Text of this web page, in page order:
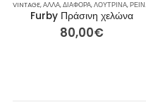
ΦΙΓΟΎΡΕΣ,ΦΙΓΟΎΡΕΣ ΔΡΆΣΗΣ,
,ΦΈΡΜΠΙ
PLAYMOBIL,TV,VINTAGE,ΆΛΛΑ,ΆΛΛΑ,
19,00